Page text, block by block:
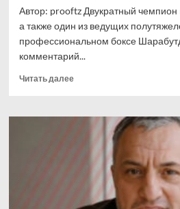
Автор: prooftz Двукратный
а также один из ведущих
профессиональном боксе
комментарий...
Читать далееПрочитать
Шарабутдин
высказался
претендентском
Хосе